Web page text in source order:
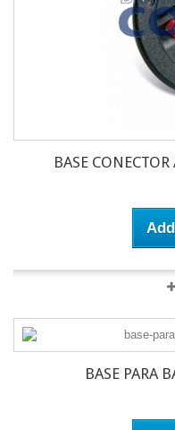
BASE
BASE PARA